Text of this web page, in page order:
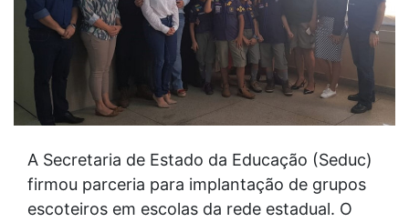
A Secretaria de Estado da Educação (Seduc)
firmou parceria para implantação de grupos
escoteiros em escolas da rede estadual. O